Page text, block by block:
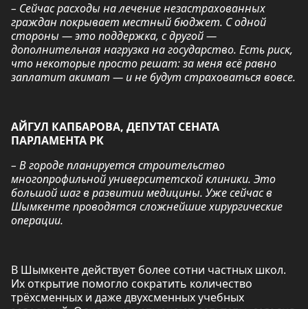
– Сейчас расходы на лечение незастрахованных
граждан покрывает местный бюджет. С одной
стороны — это поддержка, с другой —
дополнительная нагрузка на государство. Есть риск,
что некоторые просто решат: за меня всё равно
заплатит акимат — и не будут страховаться вовсе.
АЙГУЛ КАПБАРОВА, ДЕПУТАТ СЕНАТА
ПАРЛАМЕНТА РК
– В городе планируется строительство
многопрофильной университетской клиники. Это
большой шаг в развитии медицины. Уже сейчас в
Шымкенте проводятся сложнейшие хирургические
операции.
В Шымкенте действует более сотни частных школ.
Их открытие помогло сократить количество
трёхсменных и даже двухсменных учебных